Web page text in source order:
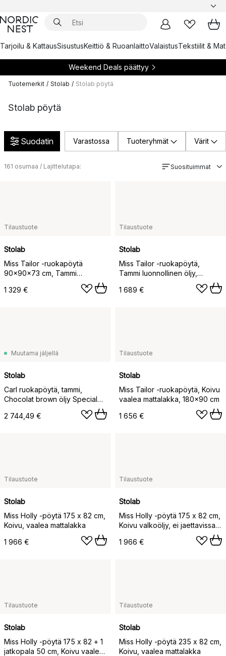
Tarjoilu & KattausSisustusKeittiö & RuoanlaittoValaistusTekstiilit &
Weekend Deals päättyy
Tuotemerkit / Stolab / Stolab pöytä
Stolab pöytä
Suodatin Varastossa Tuoteryhmät Värit
161 osumaa / Lajittelutapa: Suosituimmat
Tilaustuote
Stolab
Miss Tailor -ruokapöytä
90x90x73 cm, Tammi
1 329 €
Tilaustuote
Stolab
Miss Tailor -ruokapöytä,
Tammi luonnollinen öljy,
1 689 €
Muutama jäljellä
Stolab
Carl ruokapöytä, tammi,
Chocolat brown öljy Special
2 744,49 €
Tilaustuote
Stolab
Miss Tailor -ruokapöytä, Koivu
vaalea mattalakka, 180x90 cm
1 656 €
Tilaustuote
Stolab
Miss Holly -pöytä 175 x 82 cm,
Koivu, vaalea mattalakka
1 966 €
Tilaustuote
Stolab
Miss Holly -pöytä 175 x 82 cm,
Koivu valkoöljy, ei jaettavissa
1 966 €
Tilaustuote
Stolab
Miss Holly -pöytä 175 x 82 + 1
jatkopala 50 cm, Koivu vaalea
Tilaustuote
Stolab
Miss Holly -pöytä 235 x 82 cm,
Koivu, vaalea mattalakka